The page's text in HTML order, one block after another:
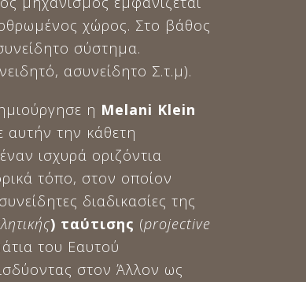
χώρος. Στο βάθος
σύστημα.
ασυνείδητο Σ.τ.μ).
η Melani Klein
αυτήν την κάθετη
ισχυρά οριζόντια
τόπο, στον οποίον
διαδικασίες της
) ταύτισης (projective
του Εαυτού
στον Άλλον ως